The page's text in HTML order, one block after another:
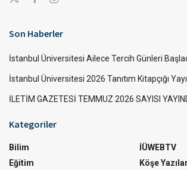
Son Haberler
İstanbul Üniversitesi Ailece Tercih Günleri
İstanbul Üniversitesi 2026 Tanıtım Kitapçığı
İLETİM GAZETESİ TEMMUZ 2026 SAYISI
Kategoriler
Bilim
Eğitim
İÜWEBTV
Köşe